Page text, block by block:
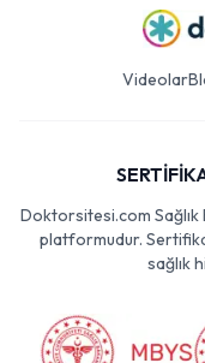
Videolar
Doktorsitesi.com Sağlık
platformudur.
sağlık